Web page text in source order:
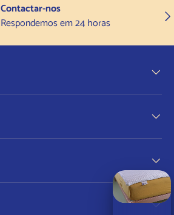
Contactar-nos
Respondemos em 24 horas